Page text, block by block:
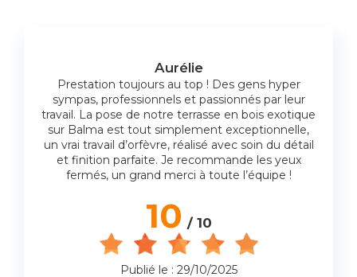
Aurélie
Prestation toujours au top ! Des gens hyper
sympas, professionnels et passionnés par leur
travail. La pose de notre terrasse en bois exotique
sur Balma est tout simplement exceptionnelle,
un vrai travail d’orfèvre, réalisé avec soin du détail
et finition parfaite. Je recommande les yeux
fermés, un grand merci à toute l’équipe !
10 / 10
Publié le : 29/10/2025